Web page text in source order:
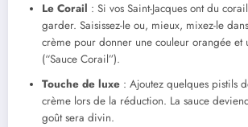
Le Corail : Si vos Saint-Jacques ont du
garder. Saisissez-le ou, mieux, mixez-le
crème pour donner une couleur orangée et
(“Sauce Corail”).
Touche de luxe : Ajoutez quelques pistils
crème lors de la réduction. La sauce
goût sera divin.